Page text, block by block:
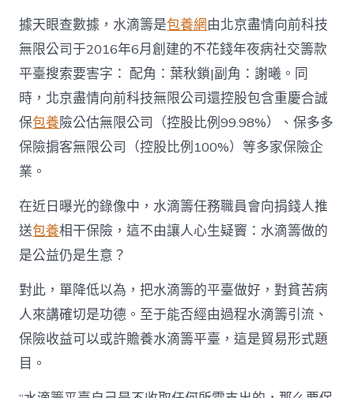
據天眼查數據，水滴籌是包養網由北京盡情向前科技
無限公司于2016年6月創建的不花錢年夜病社交籌款
平臺搜索要害字： 配角：葉秋鎖|副角：謝曦。同
時，北京盡情向前科技無限公司還控股包含重慶合誠
保包養險公估無限公司（控股比例99.98%）、保多多
保險掮客無限公司（控股比例100%）等多家保險企
業。
在近日曝光的錄像中，水滴籌任務職員會向捐錢人推
送包養相干保險，這不由讓人心生疑竇：水滴籌做的
是公益仍是生意？
對此，單降低以為，把水滴籌的平臺做好，對貧苦病
人來講確切是功德。至于能否經由過程水滴籌引流、
保險收益可以或許贍養水滴籌平臺，這是貿易形式題
目。